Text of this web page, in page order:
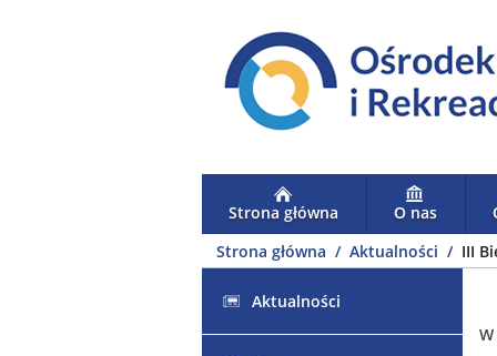
Strona główna O nas
Strona główna
Aktualności III
Aktualności